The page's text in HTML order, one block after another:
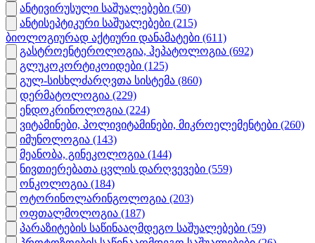
ანტივირუსული საშუალებები (50)
ანტისეპტიკური საშუალებები (215)
ბიოლოგიურად აქტიური დანამატები (611)
გასტროენტეროლოგია, ჰეპატოლოგია (692)
გლუკოკორტიკოიდები (125)
გულ-სისხლძარღვთა სისტემა (860)
დერმატოლოგია (229)
ენდოკრინოლოგია (224)
ვიტამინები, პოლივიტამინები, მიკროელემენტები (260)
იმუნოლოგია (143)
მეანობა, გინეკოლოგია (144)
ნივთიერებათა ცვლის დარღვევები (559)
ონკოლოგია (184)
ოტორინოლარინგოლოგია (203)
ოფთალმოლოგია (187)
პარაზიტების საწინააღმდეგო საშუალებები (59)